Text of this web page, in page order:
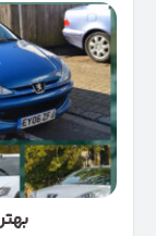
بهترین
خودرو
ایرانی
از
نظر
مردم